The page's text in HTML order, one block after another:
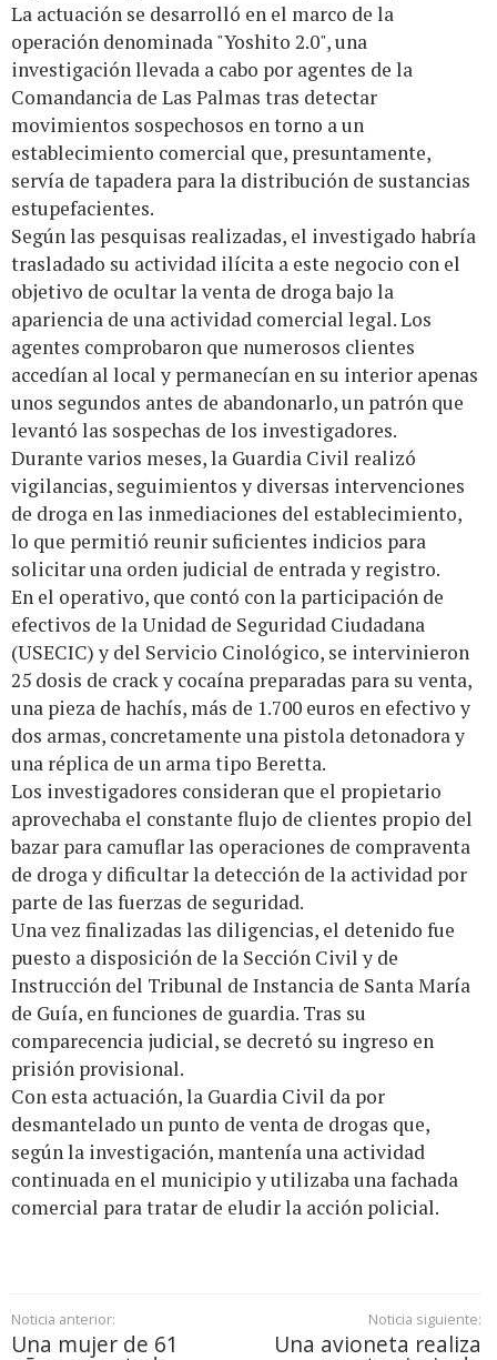
La actuación se desarrolló en el marco de la
operación denominada "Yoshito 2.0", una
investigación llevada a cabo por agentes de la
Comandancia de Las Palmas tras detectar
movimientos sospechosos en torno a un
establecimiento comercial que, presuntamente,
servía de tapadera para la distribución de sustancias
estupefacientes.
Según las pesquisas realizadas, el investigado habría
trasladado su actividad ilícita a este negocio con el
objetivo de ocultar la venta de droga bajo la
apariencia de una actividad comercial legal. Los
agentes comprobaron que numerosos clientes
accedían al local y permanecían en su interior apenas
unos segundos antes de abandonarlo, un patrón que
levantó las sospechas de los investigadores.
Durante varios meses, la Guardia Civil realizó
vigilancias, seguimientos y diversas intervenciones
de droga en las inmediaciones del establecimiento,
lo que permitió reunir suficientes indicios para
solicitar una orden judicial de entrada y registro.
En el operativo, que contó con la participación de
efectivos de la Unidad de Seguridad Ciudadana
(USECIC) y del Servicio Cinológico, se intervinieron
25 dosis de crack y cocaína preparadas para su venta,
una pieza de hachís, más de 1.700 euros en efectivo y
dos armas, concretamente una pistola detonadora y
una réplica de un arma tipo Beretta.
Los investigadores consideran que el propietario
aprovechaba el constante flujo de clientes propio del
bazar para camuflar las operaciones de compraventa
de droga y dificultar la detección de la actividad por
parte de las fuerzas de seguridad.
Una vez finalizadas las diligencias, el detenido fue
puesto a disposición de la Sección Civil y de
Instrucción del Tribunal de Instancia de Santa María
de Guía, en funciones de guardia. Tras su
comparecencia judicial, se decretó su ingreso en
prisión provisional.
Con esta actuación, la Guardia Civil da por
desmantelado un punto de venta de drogas que,
según la investigación, mantenía una actividad
continuada en el municipio y utilizaba una fachada
comercial para tratar de eludir la acción policial.
Noticia anterior:
Una mujer de 61
Noticia siguiente:
Una avioneta realiza